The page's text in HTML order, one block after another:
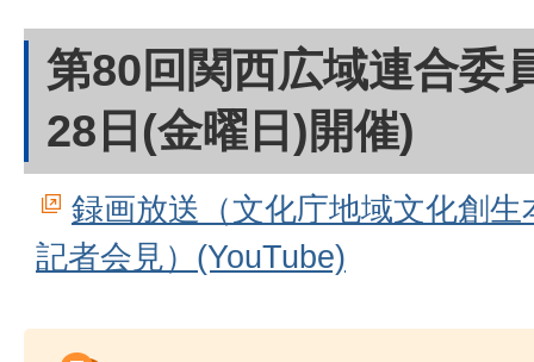
第80回関西広域連合委
28日(金曜日)開催)
録画放送（文化庁地域文化創
記者会見）(YouTube)